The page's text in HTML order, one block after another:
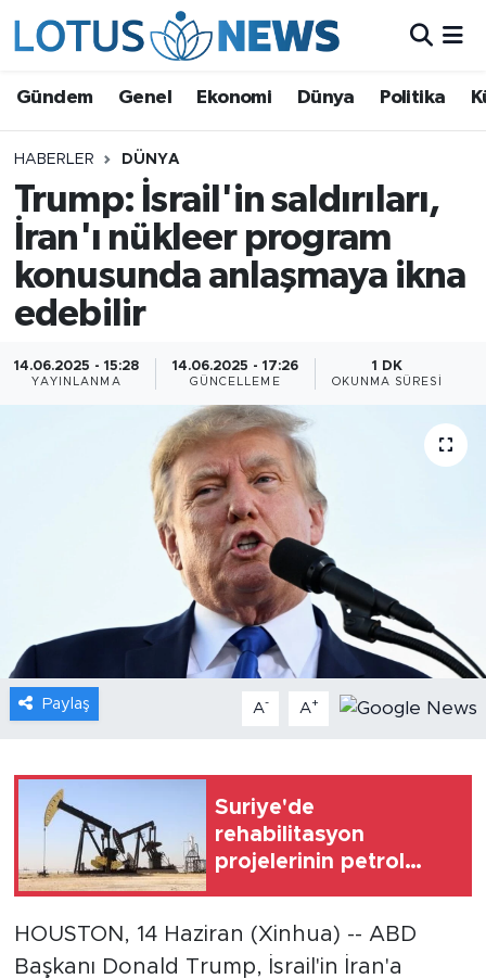
Gündem Genel Ekonomi Dünya Politika
HABERLER DÜNYA
Trump: İsrail'in saldırıları,
İran'ı nükleer program
konusunda anlaşmaya ikna
edebilir
14.06.2025 - 15:28
YAYINLANMA
14.06.2025 - 17:26
GÜNCELLEME
1 DK
OKUNMA SÜRESI
Paylaş A- A+
Suriye'de
rehabilitasyon
projelerinin petrol
HOUSTON, 14 Haziran (Xinhua) -- ABD
Başkanı Donald Trump, İsrail'in İran'a
Ekonomi
Dünya
Politika
Kültür - Sanat ve Tarih
Yaşam
Bilim ve Teknoloji
Çin Fuarları
Sağlık
Foto Haber
Xinhua Türkiye
Seyahat